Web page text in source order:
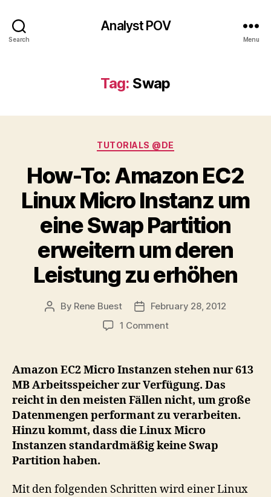
Search
Analyst POV
Menu
Tag: Swap
Categories
TUTORIALS @DE
How-To: Amazon EC2
Linux Micro Instanz um
eine Swap Partition
erweitern um deren
Leistung zu erhöhen
Post
By Rene Buest
PostFebruary 28, 2012
1 Commenton
Amazon
Linux
Micro
Instanz
um
eine
erweitern
Amazon EC2 Micro Instanzen stehen nur 613
MB Arbeitsspeicher zur Verfügung. Das
reicht in den meisten Fällen nicht, um große
Datenmengen performant zu verarbeiten.
Hinzu kommt, dass die Linux Micro
Instanzen standardmäßig keine Swap
Partition haben.
Mit den folgenden Schritten wird einer Linux